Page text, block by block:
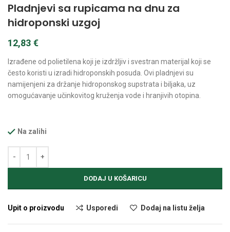
Pladnjevi sa rupicama na dnu za
hidroponski uzgoj
12,83 €
Izrađene od polietilena koji je izdržljiv i svestran materijal koji se
često koristi u izradi hidroponskih posuda. Ovi pladnjevi su
namijenjeni za držanje hidroponskog supstrata i biljaka, uz
omogućavanje učinkovitog kruženja vode i hranjivih otopina.
Na zalihi
DODAJ U KOŠARICU
Upit o proizvodu Usporedi Dodaj na listu želja